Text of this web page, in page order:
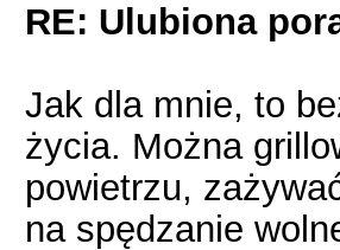
RE: Ulubiona
Jak dla mnie, to
życia. Można
powietrzu,
na spędzanie